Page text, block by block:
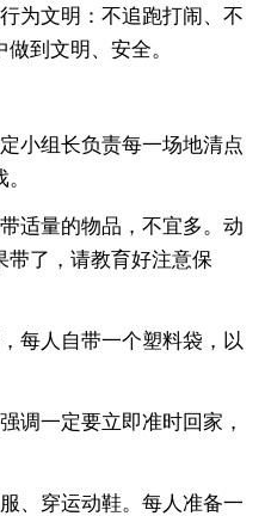
为文明：不追跑打闹、不
到文明、安全。
小组长负责每一场地清点
适量的物品，不宜多。动
带了，请教育好注意保
每人自带一个塑料袋，以
调一定要立即准时回家，
、穿运动鞋。每人准备一